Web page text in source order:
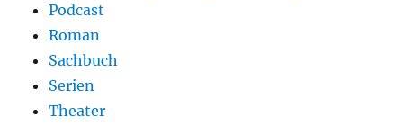
Podcast
Roman
Sachbuch
Serien
Theater